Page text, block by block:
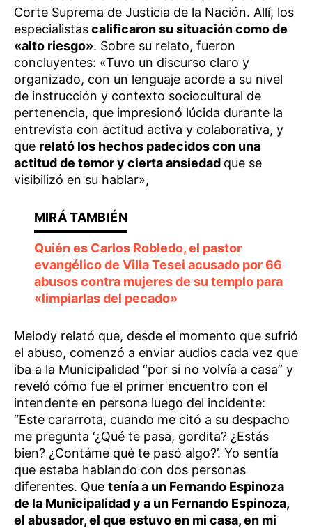
Corte Suprema de Justicia de la Nación. Allí, los
especialistascalificaron su situación como de
«alto riesgo». Sobre su relato, fueron
concluyentes: «Tuvo un discurso claro y
organizado, con un lenguaje acorde a su nivel
de instrucción y contexto sociocultural de
pertenencia, que impresionó lúcida durante la
entrevista con actitud activa y colaborativa, y
que relató los hechos padecidos con una
actitud de temor y cierta ansiedad que se
visibilizó en su hablar»,
Quién es Carlos Robledo, el pastor
evangélico de Villa Tesei acusado por 66
abusos contra mujeres de su templo para
«limpiarlas del pecado»
Melody relató que, desde el momento que sufrió
el abuso, comenzó a enviar audios cada vez que
iba a la Municipalidad “por si no volvía a casa” y
reveló cómo fue el primer encuentro con el
intendente en persona luego del incidente:
“Este cararrota, cuando me citó a su despacho
me pregunta ‘¿Qué te pasa, gordita? ¿Estás
bien? ¿Contáme qué te pasó algo?’. Yo sentía
que estaba hablando con dos personas
diferentes. Que tenía a un Fernando Espinoza
de la Municipalidad y a un Fernando Espinoza,
el abusador, el que estuvo en mi casa, en mi